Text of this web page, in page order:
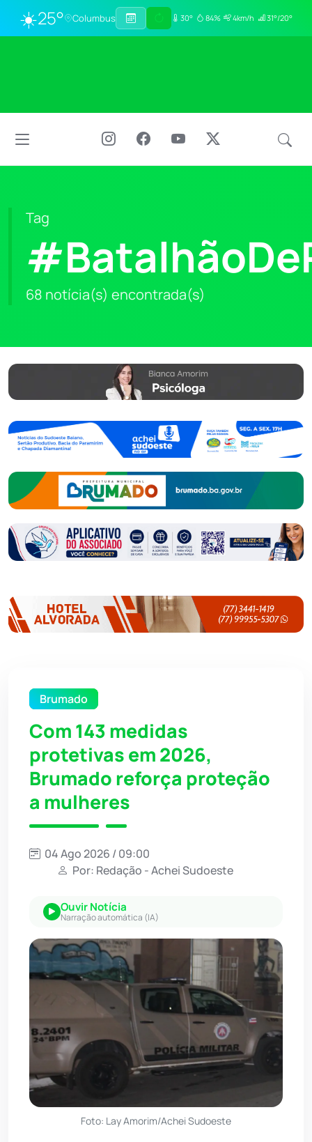
☀️25° Columbus 30° 84% 4km/h 31°/20°
Tag
68 notícia(s) encontrada(s)
Brumado
Com 143 medidas
protetivas em 2026,
Brumado reforça proteção
a mulheres
04 Ago 2026 / 09:00
Por: Redação - Achei Sudoeste
Ouvir Notícia
Narração automática (IA)
Foto: Lay Amorim/Achei Sudoeste